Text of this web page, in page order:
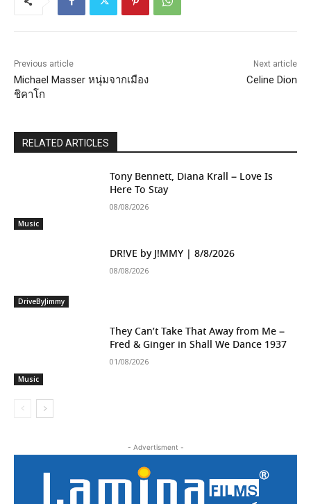
Previous article
Michael Masser หนุ่มจากเมือง
ชิคาโก
Next article
Celine Dion
RELATED ARTICLES
Music
Tony Bennett, Diana Krall – Love Is
Here To Stay
08/08/2026
DriveByJimmy
DR!VE by J!MMY | 8/8/2026
08/08/2026
Music
They Can’t Take That Away from Me –
Fred & Ginger in Shall We Dance 1937
01/08/2026
- Advertisment -